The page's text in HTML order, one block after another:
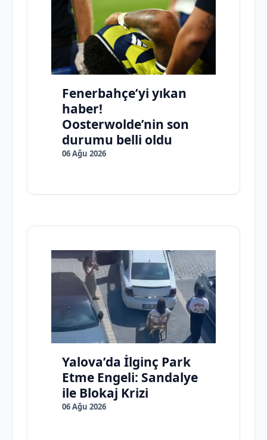
Fenerbahçe’yi yıkan
haber!
Oosterwolde’nin son
durumu belli oldu
06 Ağu 2026
Yalova’da İlginç Park
Etme Engeli: Sandalye
ile Blokaj Krizi
06 Ağu 2026